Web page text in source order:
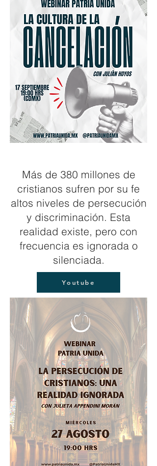
Más de 380 millones de
cristianos sufren por su fe
altos niveles de persecución
y discriminación. Esta
realidad existe, pero con
frecuencia es ignorada o
silenciada.
Youtube